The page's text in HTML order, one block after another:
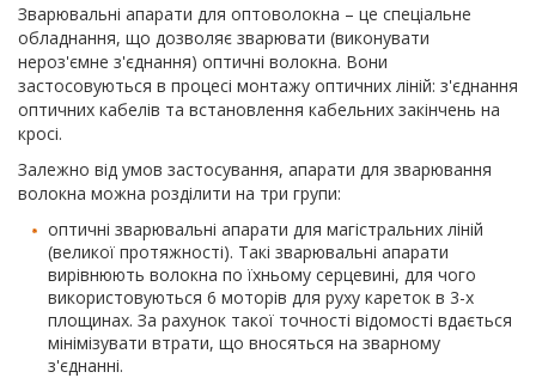
Зварювальні апарати для оптоволокна – це спеціальне
обладнання, що дозволяє зварювати (виконувати
нероз'ємне з'єднання) оптичні волокна. Вони
застосовуються в процесі монтажу оптичних ліній: з'єднання
оптичних кабелів та встановлення кабельних закінчень на
кросі.
Залежно від умов застосування, апарати для зварювання
волокна можна розділити на три групи:
оптичні зварювальні апарати для магістральних ліній
(великої протяжності). Такі зварювальні апарати
вирівнюють волокна по їхньому серцевині, для чого
використовуються 6 моторів для руху кареток в 3-х
площинах. За рахунок такої точності відомості вдається
мінімізувати втрати, що вносяться на зварному
з'єднанні.